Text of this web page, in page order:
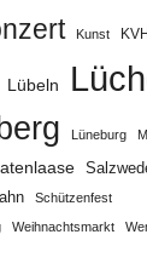
Kunst
Lübeln
Lüneburg
Schützenfest
Weihnachtsmarkt